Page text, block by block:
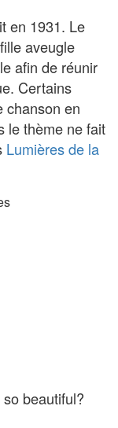
en 1931. Le
aveugle
afin de réunir
Certains
chanson en
le thème ne fait
Lumières de la
beautiful?